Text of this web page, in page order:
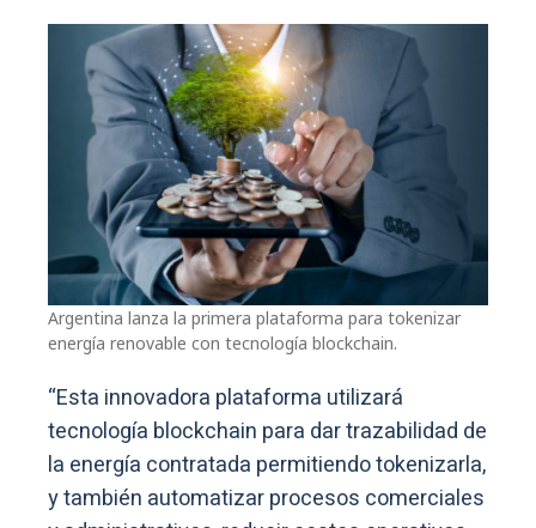
Argentina lanza la primera plataforma para tokenizar
energía renovable con tecnología blockchain.
“Esta innovadora plataforma utilizará
tecnología blockchain para dar trazabilidad de
la energía contratada permitiendo tokenizarla,
y también automatizar procesos comerciales